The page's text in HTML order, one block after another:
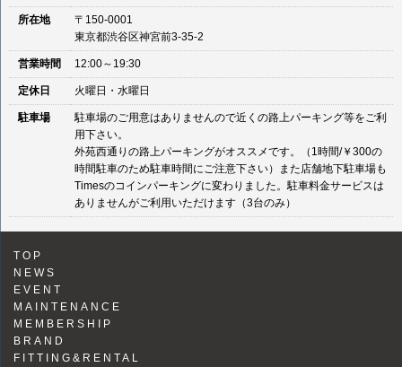
所在地
〒150-0001
東京都渋谷区神宮前3-35-2
営業時間 12:00～19:30
定休日 火曜日・水曜日
駐車場
駐車場のご用意はありませんので近くの路上パーキング等をご利
用下さい。
外苑西通りの路上パーキングがオススメです。（1時間/￥300の
時間駐車のため駐車時間にご注意下さい）また店舗地下駐車場も
Timesのコインパーキングに変わりました。駐車料金サービスは
ありませんがご利用いただけます（3台のみ）
TOP
NEWS
EVENT
MAINTENANCE
MEMBERSHIP
BRAND
FITTING&RENTAL